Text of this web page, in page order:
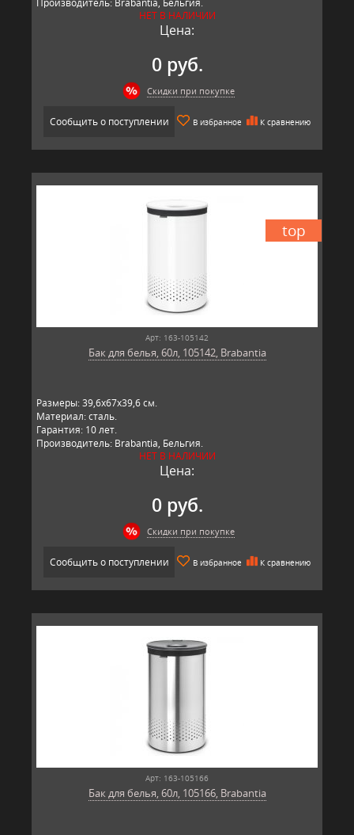
НЕТ В НАЛИЧИИ
Цена:
0 руб.
Скидки при покупке
Сообщить о поступлении В избранное К сравнению
top
Арт: 163-105142
Бак для белья, 60л, 105142, Brabantia
Размеры: 39,6х67х39,6 см.
Материал: сталь.
Гарантия: 10 лет.
Производитель: Brabantia, Бельгия.
НЕТ В НАЛИЧИИ
Цена:
0 руб.
Скидки при покупке
Сообщить о поступлении В избранное К сравнению
Арт: 163-105166
Бак для белья, 60л, 105166, Brabantia